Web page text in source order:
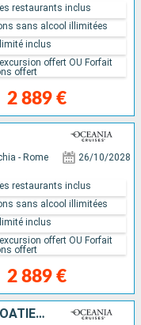
2 889 €
restaurants inclus
sans alcool illimitées
inclus
offert OU Forfait
offert
- Rome 26/10/2028
2 889 €
restaurants inclus
sans alcool illimitées
inclus
offert OU Forfait
offert
MALTE, GRÈCE, MONTÉNÉGRO, CROATIE, ITALIE